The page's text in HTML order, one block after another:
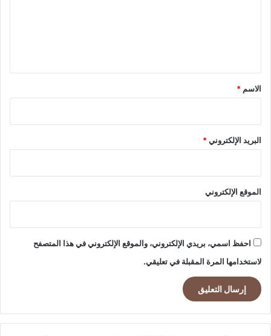
*
الاسم *
البريد الإلكتروني*
الموقع الإلكتروني
احفظ اسمي، بريدي الإلكتروني، والموقع الإلكتروني في هذا المتصفح
لاستخدامها المرة المقبلة في تعليقي.